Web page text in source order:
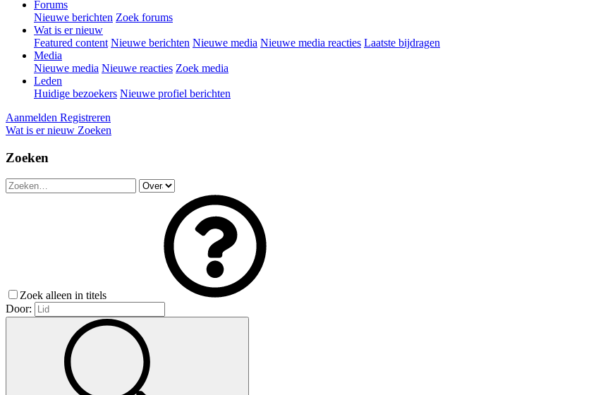
Forums
Nieuwe berichten Zoek forums
Wat is er nieuw
Featured content Nieuwe berichten Nieuwe media Nieuwe media reacties Laatste bijdragen
Media
Nieuwe media Nieuwe reacties Zoek media
Leden
Huidige bezoekers Nieuwe profiel berichten
Aanmelden Registreren
Wat is er nieuw Zoeken
Zoeken
Zoek alleen in titels
Door: